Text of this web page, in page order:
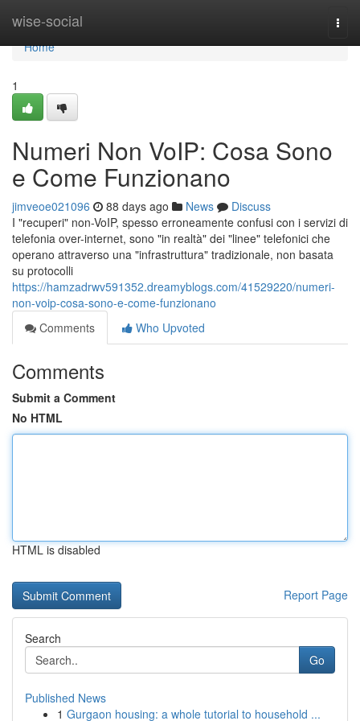
wise-social
Home
Home
1
Numeri Non VoIP: Cosa Sono
e Come Funzionano
jimveoe021096 88 days ago News
Discuss
I "recuperi" non-VoIP, spesso erroneamente confusi con i servizi di
telefonia over-internet, sono "in realtà" dei "linee" telefonici che
operano attraverso una "infrastruttura" tradizionale, non basata
su protocolli
https://hamzadrwv591352.dreamyblogs.com/41529220/numeri-
non-voip-cosa-sono-e-come-funzionano
Comments
Who Upvoted
Comments
Submit a Comment
No HTML
HTML is disabled
Report Page
Search
Go
Published News
1 Gurgaon housing: a whole tutorial to household ...